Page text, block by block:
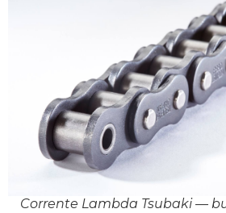
Corrente Lambda Tsubaki —